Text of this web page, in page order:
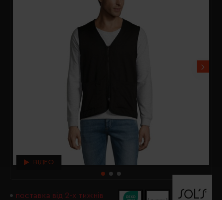
ВІДЕО
поставка від 2-х тижнів